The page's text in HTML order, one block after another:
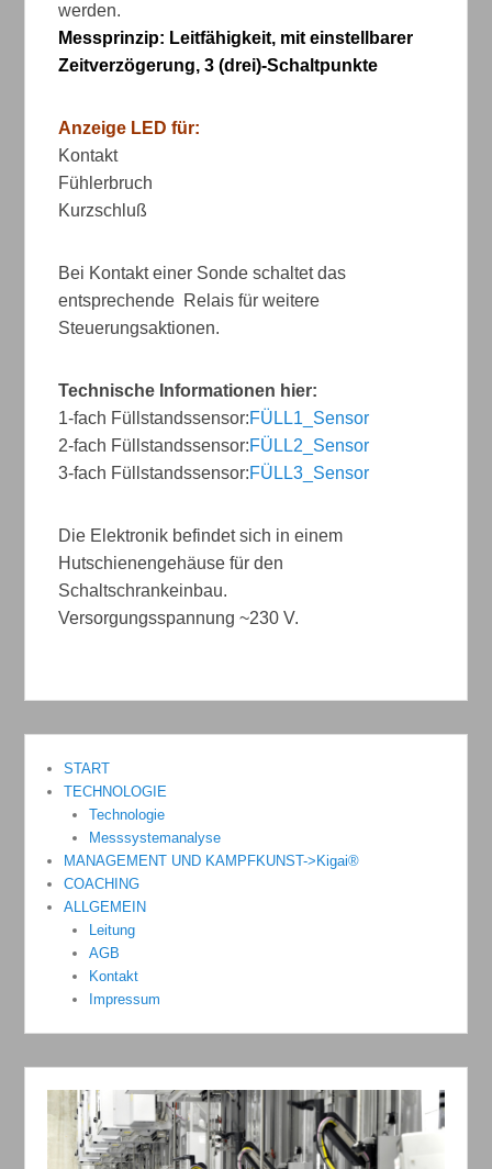
werden.
Messprinzip: Leitfähigkeit, mit einstellbarer
Zeitverzögerung, 3 (drei)-Schaltpunkte
Anzeige LED für:
Kontakt
Fühlerbruch
Kurzschluß
Bei Kontakt einer Sonde schaltet das
entsprechende Relais für weitere
Steuerungsaktionen.
Technische Informationen hier:
1-fach Füllstandssensor:FÜLL1_Sensor
2-fach Füllstandssensor:FÜLL2_Sensor
3-fach Füllstandssensor:FÜLL3_Sensor
Die Elektronik befindet sich in einem
Hutschienengehäuse für den
Schaltschrankeinbau.
Versorgungsspannung ~230 V.
START
TECHNOLOGIE
Technologie
Messsystemanalyse
MANAGEMENT UND KAMPFKUNST->Kigai®
COACHING
ALLGEMEIN
Leitung
AGB
Kontakt
Impressum